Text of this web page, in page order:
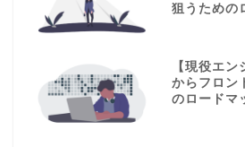
狙うための
【現役エ
からフロン
のロードマ